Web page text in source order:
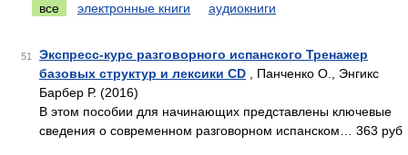
все
электронные книги аудиокниги
51
Экспресс-курс разговорного испанского Тренажер
базовых структур и лексики CD , Панченко О., Энгикс
Барбер Р. (2016)
В этом пособии для начинающих представлены ключевые
сведения о современном разговорном испанском… 363 руб